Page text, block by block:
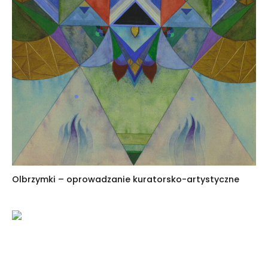
Olbrzymki – oprowadzanie kuratorsko-artystyczne